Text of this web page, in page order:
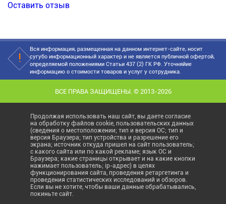
Оставить отзыв
Вся информация, размещенная на данном интернет-сайте, носит
сугубо информационный характер и не является публичной офертой,
определяемой положениями Статьи 437 (2) ГК РФ. Уточняйие
информацию о стоимости товаров и услуг у сотрудника.
ВСЕ ПРАВА ЗАЩИЩЕНЫ. © 2013-2026
Продолжая использовать наш сайт, вы даете согласие
на обработку файлов cookie, пользовательских данных
(сведения о местоположении; тип и версия ОС; тип и
версия Браузера; тип устройства и разрешение его
экрана; источник откуда пришел на сайт пользователь;
с какого сайта или по какой рекламе; язык ОС и
Браузера; какие страницы открывает и на какие кнопки
нажимает пользователь; ip-адрес) в целях
функционирования сайта, проведения ретаргетинга и
проведения статистических исследований и обзоров.
Если вы не хотите, чтобы ваши данные обрабатывались,
покиньте сайт.